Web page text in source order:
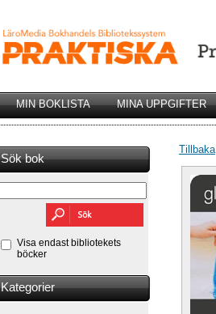
MIN BOKLISTA MINA UPPGIFTER
Sök bok
Visa endast bibliotekets
böcker
Kategorier
Tillbaka